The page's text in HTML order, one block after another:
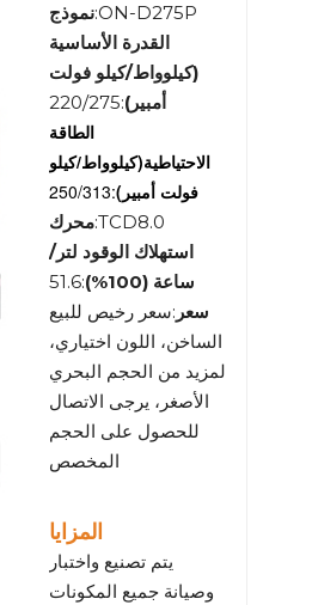
نموذج:ON-D275P
القدرة الأساسية
(كيلوواط/كيلو فولت
أمبير):220/275
الطاقة
الاحتياطية(كيلوواط/كيلو
فولت أمبير):250/313
محرك:TCD8.0
استهلاك الوقود لتر/
ساعة (100%)
:51.6
سعر :سعر رخيص للبيع
الساخن، اللون اختياري،
لمزيد من الحجم البحري
الأصغر، يرجى الاتصال
للحصول على الحجم
المخصص
المزايا
يتم تصنيع واختبار
وصيانة جميع المكونات